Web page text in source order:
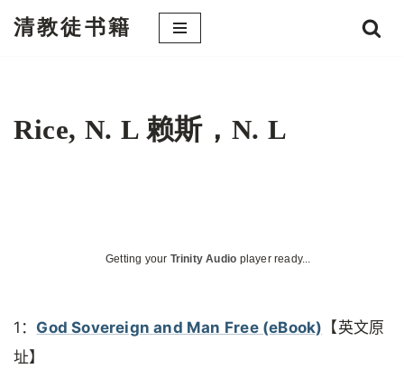
文
清教徒书籍
Rice, N. L 赖斯，N. L
Getting your Trinity Audio player ready...
1： God Sovereign and Man Free (eBook) 【英文原
址】